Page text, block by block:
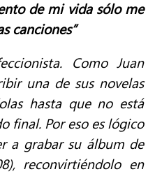
de mi vida sólo me
canciones”
Como Juan
una de sus novelas
hasta que no está
final. Por eso es lógico
a grabar su álbum de
reconvirtiéndolo en